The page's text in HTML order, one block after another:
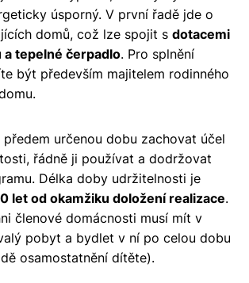
úsporný. V první řadě jde o
domů, což lze spojit s dotacemi
a tepelné čerpadlo. Pro splnění
být především majitelem rodinného
předem určenou dobu zachovat účel
řádně ji používat a dodržovat
Délka doby udržitelnosti je
let od okamžiku doložení realizace.
členové domácnosti musí mít v
pobyt a bydlet v ní po celou dobu
osamostatnění dítěte).